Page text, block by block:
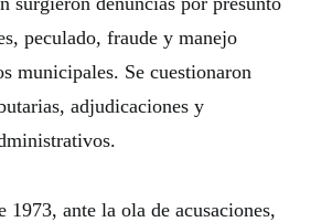
peculado, fraude y manejo
municipales. Se cuestionaron
adjudicaciones y
1973, ante la ola de acusaciones,